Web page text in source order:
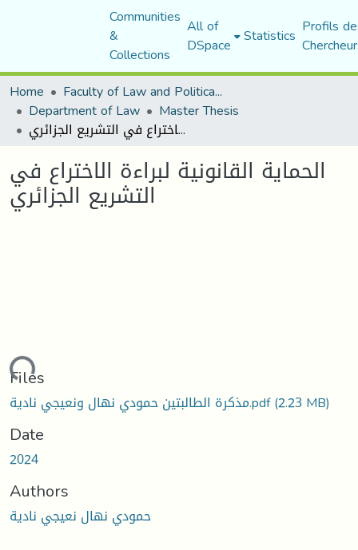
Communities
&
Collections
All of
DSpace Statistics Profils
Home
Faculty of Law and Political Science
Department of Law Master Thesis
الحماية القانونية لبراءة الاختراع في التشريع الجزائري
الحماية القانونية لبراءة الاختراع في
التشريع الجزائري
Files
مذكرة الطالبتين حمودي نهال ونعيجي نادية.pdf(2.23 MB)
Date
2024
Authors
حمودي نهال نعيجي نادية